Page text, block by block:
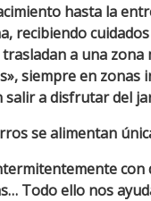
hasta la
recibiendo
a una
siempre en
salir a disfrutar del
se alimentan
Todo ello nos